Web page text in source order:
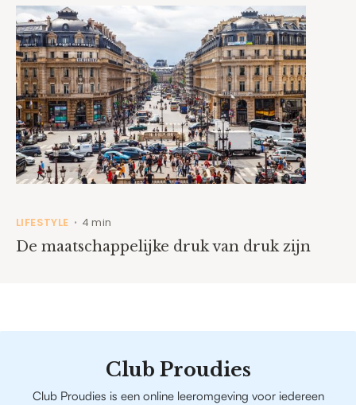
LIFESTYLE • 4 min
De maatschappelijke druk van druk zijn
Club Proudies
Club Proudies is een online leeromgeving voor iedereen